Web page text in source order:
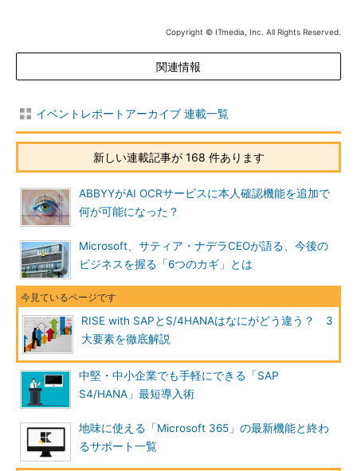
Copyright © ITmedia, Inc. All Rights Reserved.
関連情報
イベントレポートアーカイブ 連載一覧
新しい連載記事が 168 件あります
ABBYYがAI OCRサービスに本人確認機能を追加で
何が可能になった？
Microsoft、サティア・ナデラCEOが語る、今後の
ビジネスを握る「6つのカギ」とは
RISE with SAPとS/4HANAはなにがどう違う？ 3
大要素を徹底解説
中堅・中小企業でも手軽にできる「SAP
S4/HANA」最短導入術
地味に使える「Microsoft 365」の最新機能と終わ
るサポート一覧